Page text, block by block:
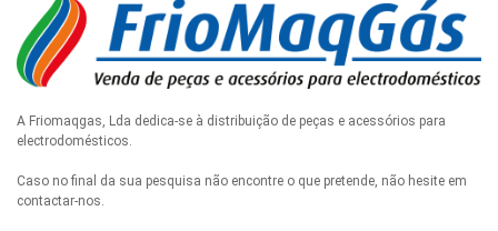
A Friomaqgas, Lda dedica-se à distribuição de peças e acessórios para
electrodomésticos.
Caso no final da sua pesquisa não encontre o que pretende, não hesite em
contactar-nos.